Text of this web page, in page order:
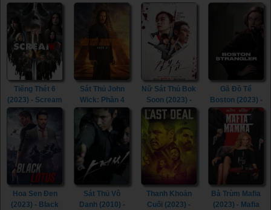
(2023)
Have To Kill Me
(2017)
Hiếp (1977) -
(1977)
Tiếng Thét 6
(2023) - Scream
Sát Thủ John
Wick: Phần 4
(2023) - John
Wick: Chapter 4
(2023)
Nữ Sát Thủ Bok
Soon (2023) -
Kill Boksoon
(2023)
Gã Đồ Tể
Boston (2023) -
Boston
Strangler (2023)
Hoa Sen Đen
(2023) - Black
Sát Thủ Vô
Danh (2010) -
Thanh Khoản
Cuối (2023) -
Bà Trùm Mafia
(2023) - Mafia